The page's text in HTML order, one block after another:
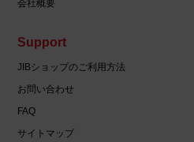
会社概要
Support
JIBショップのご利用方法
お問い合わせ
FAQ
サイトマップ